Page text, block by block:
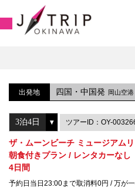
出発地 四国・中国発 岡山空港
ツアーID：OY-
ザ・ムーンビーチ ミュージアム
朝食付きプラン / レンタカーな
4日間
予約日当日23:00まで取消料0円 / 万が